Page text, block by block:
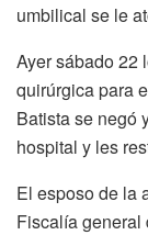
umbilical se le
Ayer sábado 22
quirúrgica para
Batista se negó
hospital y les
El esposo de la
Fiscalía general